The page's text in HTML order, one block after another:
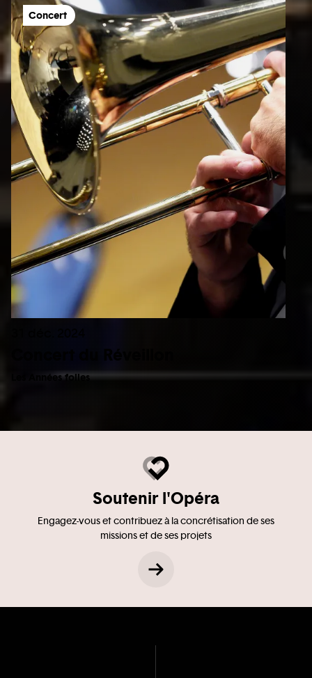
Concert
Les Années folles
Soutenir l'Opéra
Engagez-vous et contribuez à la concrétisation de ses
missions et de ses projets